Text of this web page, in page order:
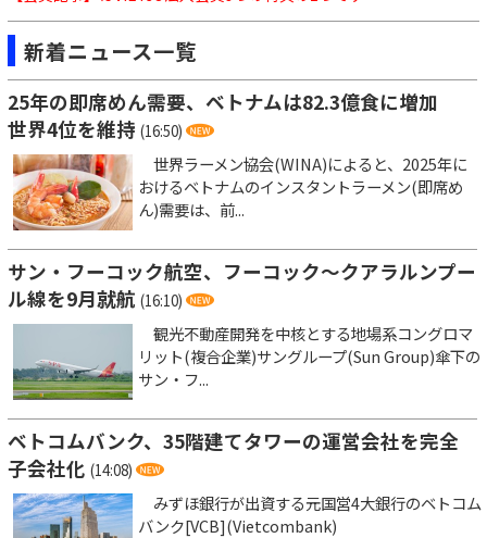
新着ニュース一覧
25年の即席めん需要、ベトナムは82.3億食に増加
世界4位を維持 (16:50)
世界ラーメン協会(WINA)によると、2025年に
おけるベトナムのインスタントラーメン(即席め
ん)需要は、前...
サン・フーコック航空、フーコック～クアラルンプー
ル線を9月就航 (16:10)
観光不動産開発を中核とする地場系コングロマ
リット(複合企業)サングループ(Sun Group)傘下の
サン・フ...
ベトコムバンク、35階建てタワーの運営会社を完全
子会社化 (14:08)
みずほ銀行が出資する元国営4大銀行のベトコム
バンク[VCB](Vietcombank)